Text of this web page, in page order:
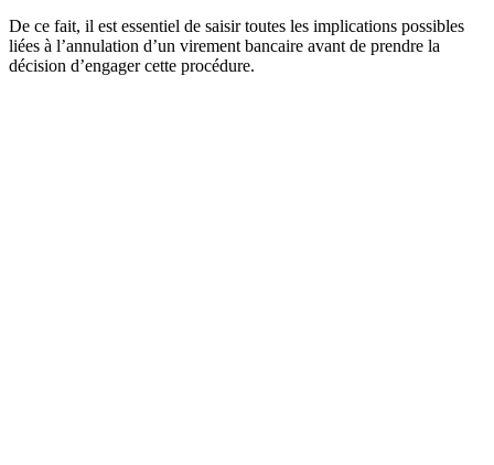
De ce fait, il est essentiel de saisir toutes les implications possibles
liées à l’annulation d’un virement bancaire avant de prendre la
décision d’engager cette procédure.